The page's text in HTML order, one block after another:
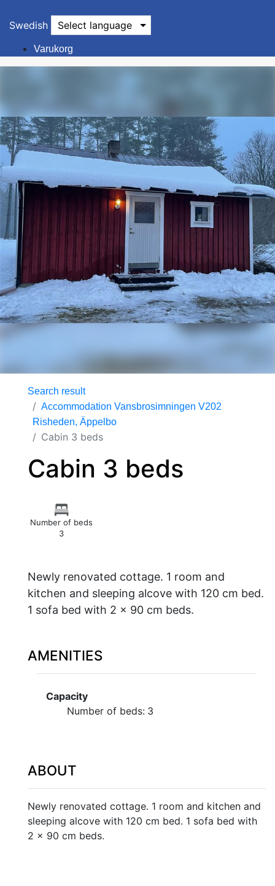
Swedish Select language
Varukorg
Search result
Accommodation Vansbrosimningen V202
Risheden, Äppelbo
Cabin 3 beds
Cabin 3 beds
Number of beds
3
Newly renovated cottage. 1 room and
kitchen and sleeping alcove with 120 cm bed.
1 sofa bed with 2 x 90 cm beds.
AMENITIES
Capacity
Number of beds: 3
ABOUT
Newly renovated cottage. 1 room and kitchen and
sleeping alcove with 120 cm bed. 1 sofa bed with
2 x 90 cm beds.